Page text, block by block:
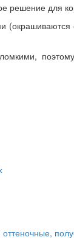
решение для